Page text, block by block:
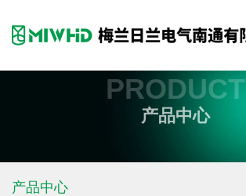
产品中心
PRODUCT
产品中心